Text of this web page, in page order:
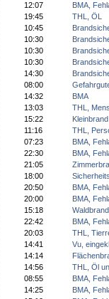
12:07
BMA,
19:45
THL, ÖL
10:45
10:30
10:30
10:30
14:30
08:00
14:32
BMA
13:03
THL,
15:22
11:16
THL,
07:23
BMA,
22:30
BMA,
21:05
18:00
20:50
BMA,
20:00
BMA,
15:18
Waldbrand
22:42
BMA,
20:03
THL,
14:41
Vu,
14:14
14:56
THL, Öl
08:55
BMA,
14:25
BMA,